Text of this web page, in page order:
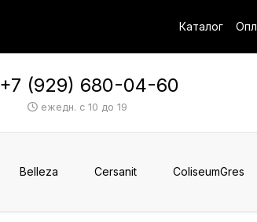
Каталог
+7 (929) 680-04-60
ежедн. с 10 до 19
Belleza Cersanit ColiseumGres